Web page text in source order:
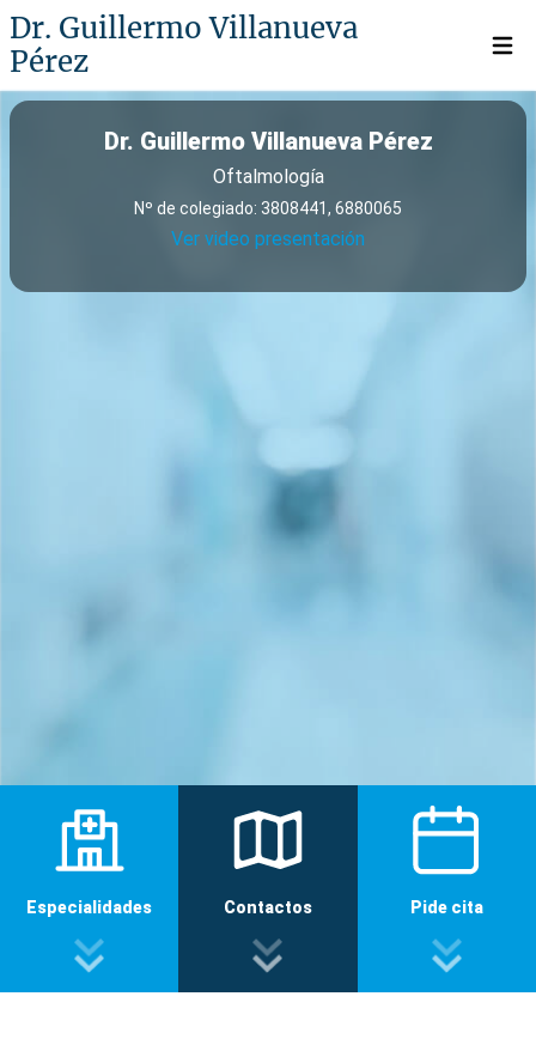
Dr. Guillermo Villanueva
Pérez
Open
Dr. Guillermo Villanueva Pérez
Oftalmología
Nº de colegiado: 3808441, 6880065
Ver video presentación
Especialidades Contactos Pide cita